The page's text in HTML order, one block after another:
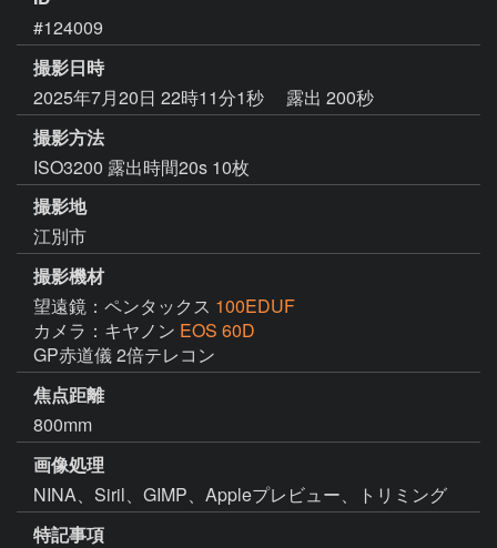
#124009
撮影日時
2025年7月20日 22時11分1秒
露出 200秒
撮影方法
ISO3200 露出時間20s 10枚
撮影地
江別市
撮影機材
望遠鏡：ペンタックス 100EDUF
カメラ：キヤノン EOS 60D
GP赤道儀 2倍テレコン
焦点距離
800mm
画像処理
特記事項